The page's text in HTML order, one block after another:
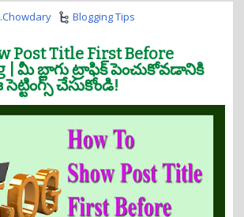
g
l
n
a
v
g
a
i
o
n
Blogging Tips
Post Title First Before
| మీ బ్లాగు ట్రాఫిక్ పెంచుకోవడానికి
చేసుకోండి!